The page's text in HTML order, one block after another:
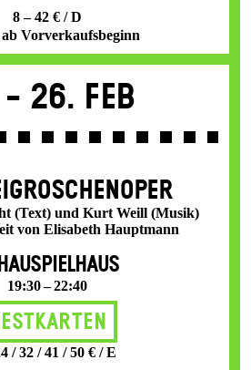
8 – 42 € / D
Vorverkaufsbeginn
- 26. Feb
(Text) und Kurt Weill (Musik)
von Elisabeth Hauptmann
19:30 – 22:40
/ 32 / 41 / 50 € / E